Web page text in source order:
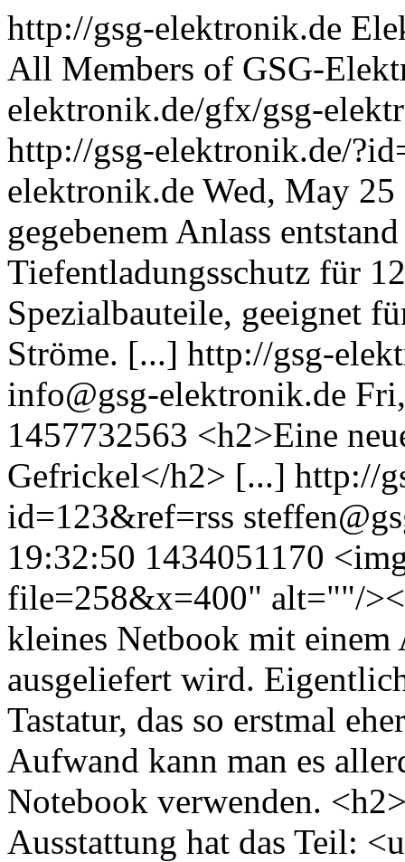
http://gsg-elektronik.de
All Members of GSG-
elektronik.de/gfx/gsg-
http://gsg-elektronik.de/
elektronik.de Wed, May
gegebenem Anlass
Tiefentladungsschutz für
Spezialbauteile, geeignet
Ströme. [...] http://gsg-
info@gsg-elektronik.de
1457732563 <h2>Eine
Gefrickel</h2> [...] http://
id=123&ref=rss
19:32:50 1434051170
file=258&x=400" alt=""/
kleines Netbook mit
ausgeliefert wird.
Tastatur, das so erstmal
Aufwand kann man es
Notebook verwenden.
Ausstattung hat das Teil: